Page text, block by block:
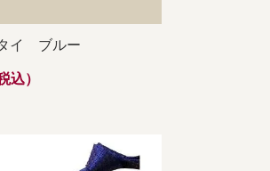
イ ブルー
込）